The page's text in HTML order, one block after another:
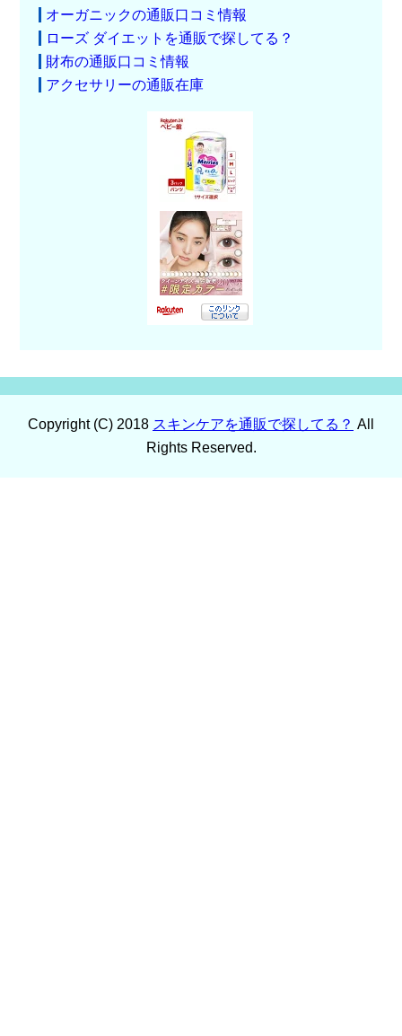
オーガニックの通販口コミ情報
ローズ ダイエットを通販で探してる？
財布の通販口コミ情報
アクセサリーの通販在庫
Copyright (C) 2018 スキンケアを通販で探してる？ All
Rights Reserved.